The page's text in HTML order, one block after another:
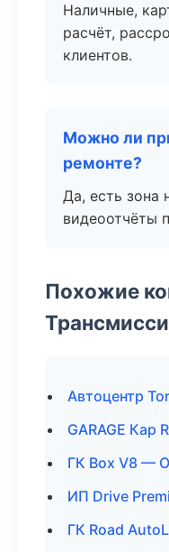
Наличные,
расчёт,
клиентов.
Можно ли
ремонте?
Да, есть зона
видеоотчёты
Похожие
Автоцентр
GARAGE Кар
ГК Box V8 —
ИП Drive
ГК Road